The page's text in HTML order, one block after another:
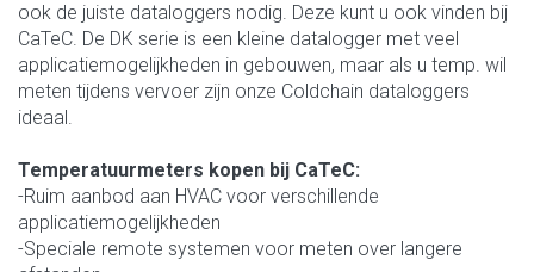
ook de juiste dataloggers nodig. Deze kunt u ook vinden bij
CaTeC. De DK serie is een kleine datalogger met veel
applicatiemogelijkheden in gebouwen, maar als u temp. wil
meten tijdens vervoer zijn onze Coldchain dataloggers
ideaal.
Temperatuurmeters kopen bij CaTeC:
-Ruim aanbod aan HVAC voor verschillende
applicatiemogelijkheden
-Speciale remote systemen voor meten over langere